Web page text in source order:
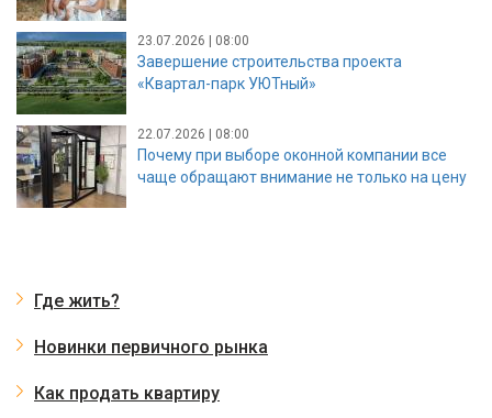
23.07.2026 | 08:00
Завершение строительства проекта
«Квартал-парк УЮТный»
22.07.2026 | 08:00
Почему при выборе оконной компании все
чаще обращают внимание не только на цену
Где жить?
Новинки первичного рынка
Как продать квартиру